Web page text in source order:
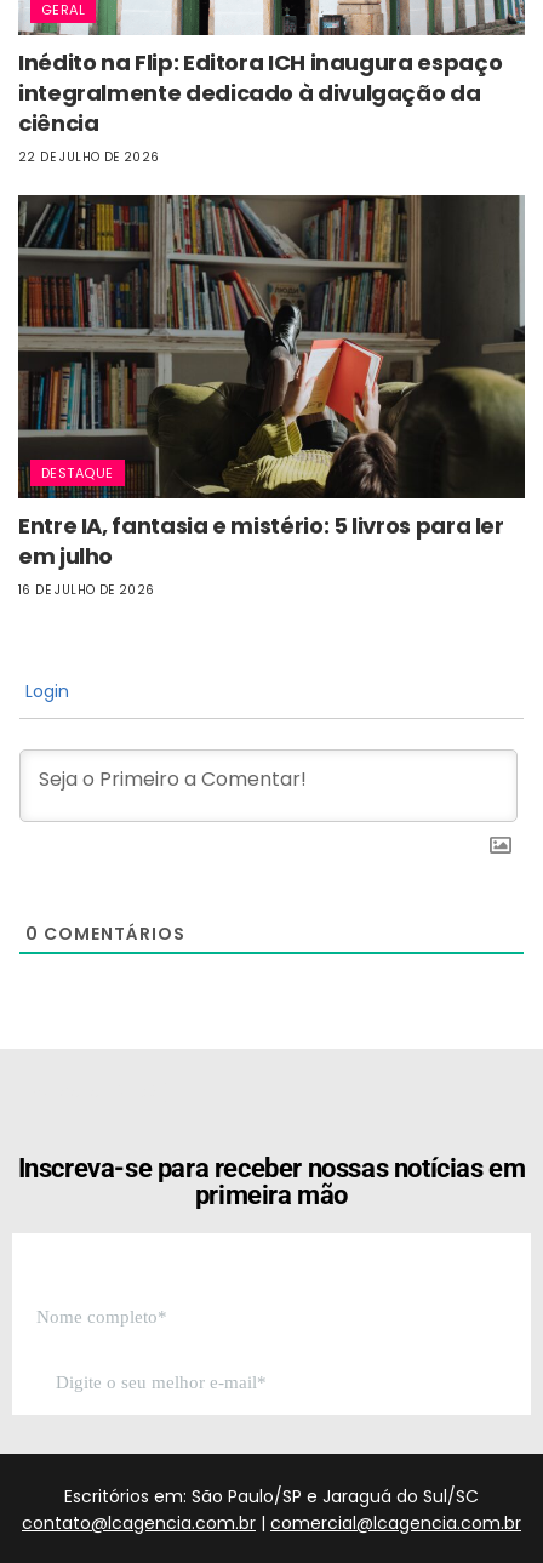
GERAL
Inédito na Flip: Editora ICH inaugura espaço
integralmente dedicado à divulgação da
ciência
22 DE JULHO DE 2026
DESTAQUE
Entre IA, fantasia e mistério: 5 livros para ler
em julho
16 DE JULHO DE 2026
Login
0 COMENTÁRIOS
Inscreva-se para receber nossas notícias em
primeira mão
Escritórios em: São Paulo/SP e Jaraguá do Sul/SC
contato@lcagencia.com.br | comercial@lcagencia.com.br